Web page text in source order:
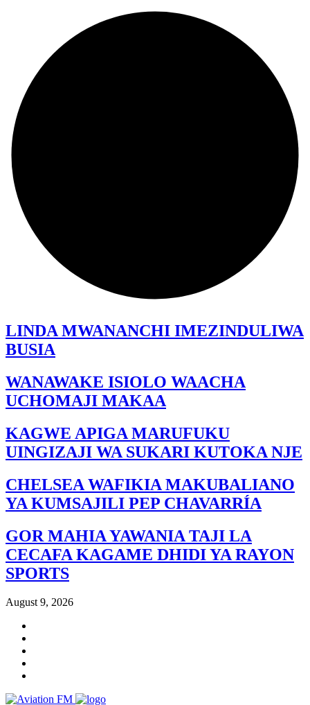
LINDA MWANANCHI IMEZINDULIWA
BUSIA
WANAWAKE ISIOLO WAACHA
UCHOMAJI MAKAA
KAGWE APIGA MARUFUKU
UINGIZAJI WA SUKARI KUTOKA NJE
CHELSEA WAFIKIA MAKUBALIANO
YA KUMSAJILI PEP CHAVARRÍA
GOR MAHIA YAWANIA TAJI LA
CECAFA KAGAME DHIDI YA RAYON
SPORTS
August 9, 2026